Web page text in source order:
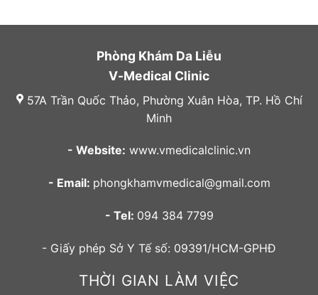
Phòng Khám Da Liễu
V-Medical Clinic
57A Trần Quốc Thảo, Phường Xuân Hòa, TP. Hồ Chí
Minh
- Website: www.vmedicalclinic.vn
- Email: phongkhamvmedical@gmail.com
- Tel: 094 384 7799
- Giấy phép Sở Y Tế số: 09391/HCM-GPHĐ
THỜI GIAN LÀM VIỆC